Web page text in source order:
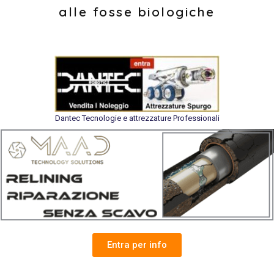
alle fosse biologiche
Dantec Tecnologie e attrezzature Professionali
Entra per info